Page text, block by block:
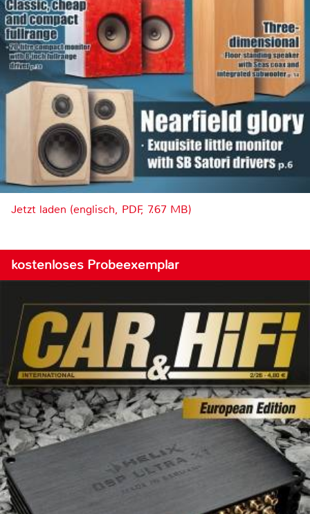
Jetzt laden (englisch, PDF, 7.67 MB)
kostenloses Probeexemplar